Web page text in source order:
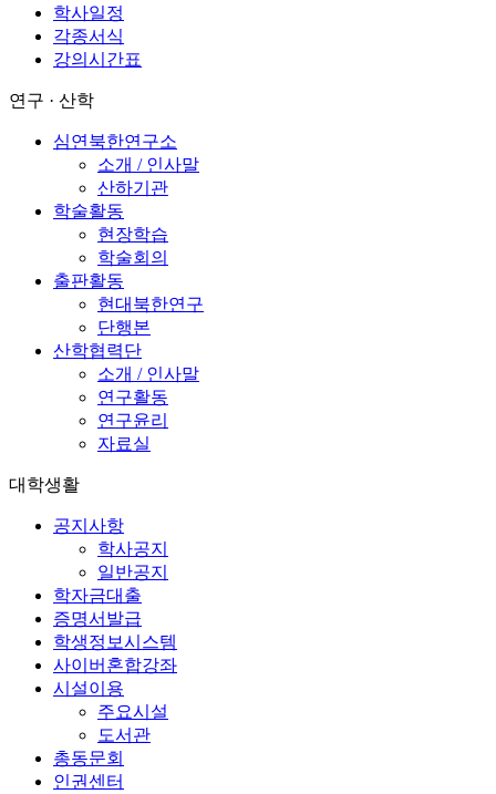
학사일정
각종서식
강의시간표
연구 · 산학
심연북한연구소
소개 / 인사말
산하기관
학술활동
현장학습
학술회의
출판활동
현대북한연구
단행본
산학협력단
소개 / 인사말
연구활동
연구윤리
자료실
대학생활
공지사항
학사공지
일반공지
학자금대출
증명서발급
학생정보시스템
사이버혼합강좌
시설이용
주요시설
도서관
총동문회
인권센터